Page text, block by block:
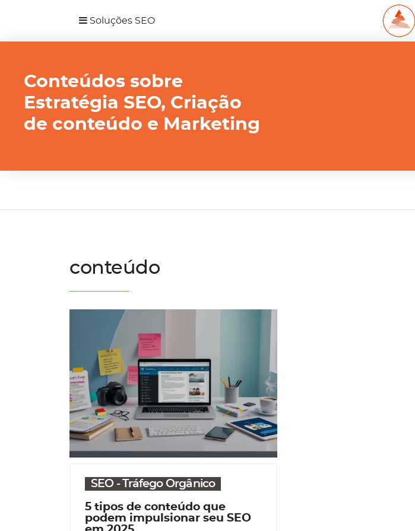
Soluções SEO
Conteúdos sobre
Estratégia SEO, Criação
de conteúdo e Marketing
conteúdo
SEO - Tráfego Orgânico
5 tipos de conteúdo que
podem impulsionar seu SEO